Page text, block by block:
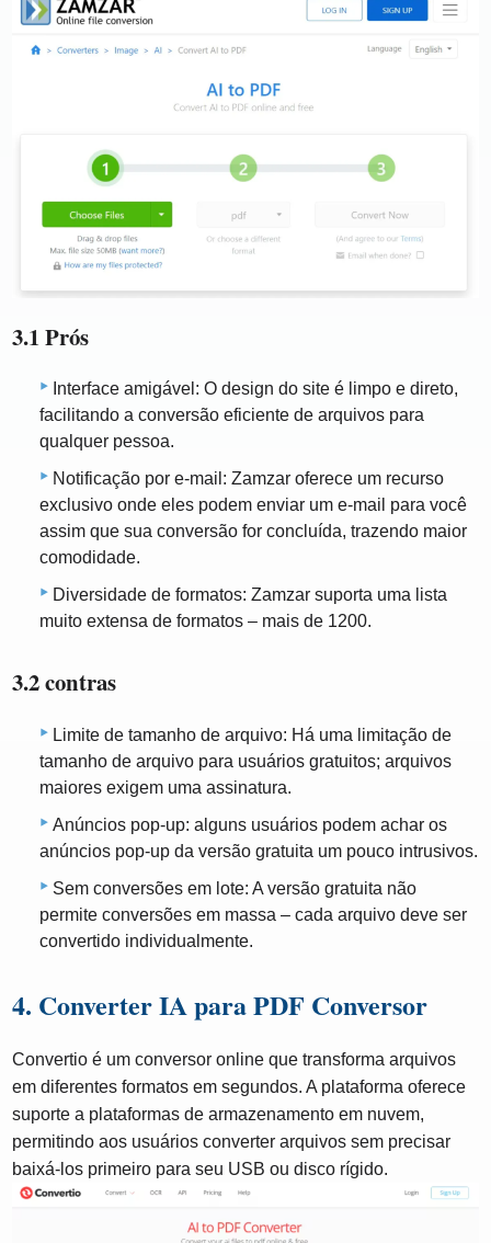
3.1 Prós
Interface amigável: O design do site é limpo e direto,
facilitando a conversão eficiente de arquivos para
qualquer pessoa.
Notificação por e-mail: Zamzar oferece um recurso
exclusivo onde eles podem enviar um e-mail para você
assim que sua conversão for concluída, trazendo maior
comodidade.
Diversidade de formatos: Zamzar suporta uma lista
muito extensa de formatos – mais de 1200.
3.2 contras
Limite de tamanho de arquivo: Há uma limitação de
tamanho de arquivo para usuários gratuitos; arquivos
maiores exigem uma assinatura.
Anúncios pop-up: alguns usuários podem achar os
anúncios pop-up da versão gratuita um pouco intrusivos.
Sem conversões em lote: A versão gratuita não
permite conversões em massa – cada arquivo deve ser
convertido individualmente.
4. Converter IA para PDF Conversor
Convertio é um conversor online que transforma arquivos
em diferentes formatos em segundos. A plataforma oferece
suporte a plataformas de armazenamento em nuvem,
permitindo aos usuários converter arquivos sem precisar
baixá-los primeiro para seu USB ou disco rígido.